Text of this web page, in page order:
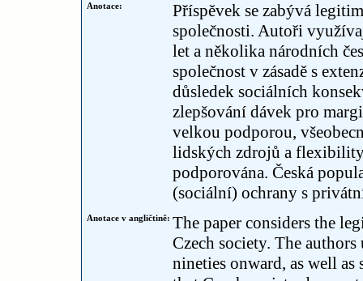
Anotace:
Příspěvek se zabývá
společnosti. Autoři
let a několika národních
společnost v zásadě s
důsledek sociálních
zlepšování dávek pro
velkou podporou,
lidských zdrojů a flexibility
podporována. Česká
(sociální) ochrany s
Anotace v angličtině: The paper considers the
Czech society. The
nineties onward, as well as